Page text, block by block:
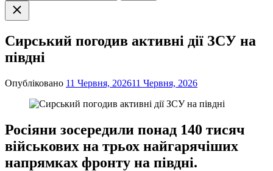
Закрити
пошук
Сирський погодив активні дії ЗСУ на
півдні
Опубліковано 11 Червня, 202611 Червня, 2026
Росіяни зосередили понад 140 тисяч
військових на трьох найгарячіших
напрямках фронту на півдні.